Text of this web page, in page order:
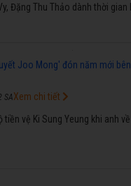
Đặng Thu Thảo dành thời gian
Joo Mong' đón năm mới
SA
tiền vệ Ki Sung Yeung khi anh
Xem chi tiết